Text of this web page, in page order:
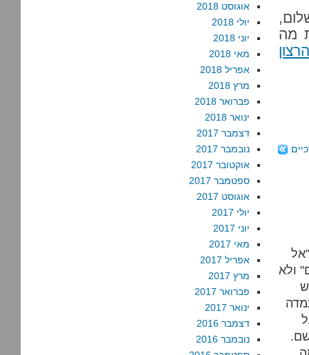
מה
ולא
אוגוסט 2018
יולי 2018
יוני 2018
מאי 2018
אפריל 2018
מרץ 2018
פברואר 2018
ינואר 2018
דצמבר 2017
נובמבר 2017
אוקטובר 2017
ספטמבר 2017
אוגוסט 2017
יולי 2017
יוני 2017
מאי 2017
אפריל 2017
מרץ 2017
פברואר 2017
ינואר 2017
דצמבר 2016
נובמבר 2016